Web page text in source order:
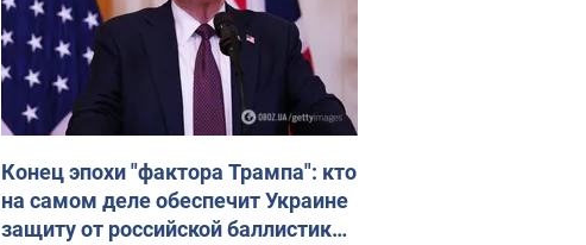
Конец эпохи "фактора Трампа": кто
на самом деле обеспечит Украине
защиту от российской баллистики.